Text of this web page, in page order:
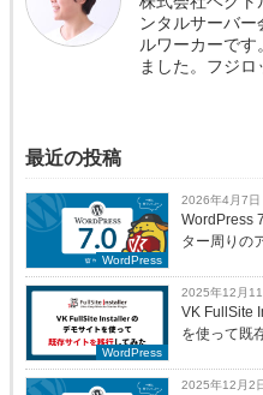
ンタルサーバ
ルワーカーで
ました。フジロ
最近の投稿
WordPress
2026年4月7日
WordPress
ター周りの
WordPress
2025年12月11
VK FullSite
を使って既
2025年12月2